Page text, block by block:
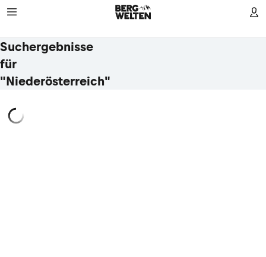
Suchergebnisse
für
"Niederösterreich"